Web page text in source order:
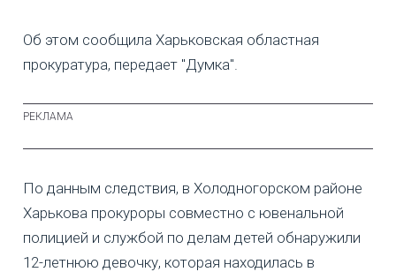
Об этом сообщила Харьковская областная
прокуратура, передает "Думка".
По данным следствия, в Холодногорском районе
Харькова прокуроры совместно с ювенальной
полицией и службой по делам детей обнаружили
12-летнюю девочку, которая находилась в